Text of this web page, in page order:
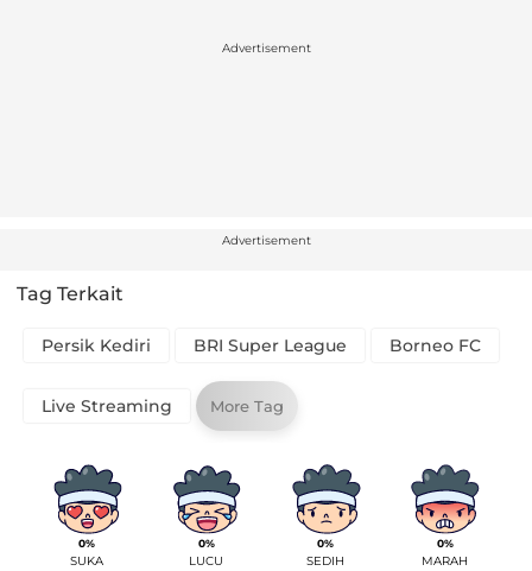
Advertisement
Advertisement
Tag Terkait
Persik Kediri BRI Super League Borneo FC
Live Streaming More Tag
0%
SUKA
0%
LUCU
0%
SEDIH
0%
MARAH